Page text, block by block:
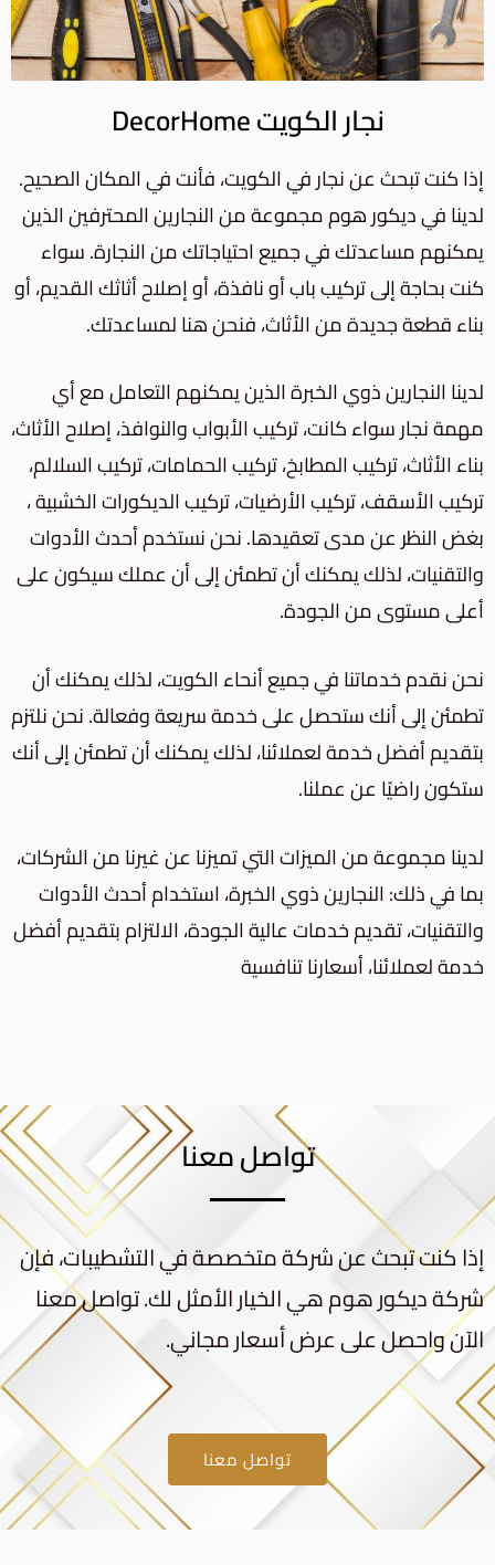
نجار الكويت DecorHome
إذا كنت تبحث عن نجار في الكويت، فأنت في المكان الصحيح.
لدينا في ديكور هوم مجموعة من النجارين المحترفين الذين
يمكنهم مساعدتك في جميع احتياجاتك من النجارة. سواء
كنت بحاجة إلى تركيب باب أو نافذة، أو إصلاح أثاثك القديم، أو
بناء قطعة جديدة من الأثاث، فنحن هنا لمساعدتك.
لدينا النجارين ذوي الخبرة الذين يمكنهم التعامل مع أي
مهمة نجار سواء كانت، تركيب الأبواب والنوافذ، إصلاح الأثاث،
بناء الأثاث، تركيب المطابخ، تركيب الحمامات، تركيب السلالم،
تركيب الأسقف، تركيب الأرضيات، تركيب الديكورات الخشبية ،
بغض النظر عن مدى تعقيدها. نحن نستخدم أحدث الأدوات
والتقنيات، لذلك يمكنك أن تطمئن إلى أن عملك سيكون على
أعلى مستوى من الجودة.
نحن نقدم خدماتنا في جميع أنحاء الكويت، لذلك يمكنك أن
تطمئن إلى أنك ستحصل على خدمة سريعة وفعالة. نحن نلتزم
بتقديم أفضل خدمة لعملائنا، لذلك يمكنك أن تطمئن إلى أنك
ستكون راضيًا عن عملنا.
لدينا مجموعة من الميزات التي تميزنا عن غيرنا من الشركات،
بما في ذلك: النجارين ذوي الخبرة، استخدام أحدث الأدوات
والتقنيات، تقديم خدمات عالية الجودة، الالتزام بتقديم أفضل
خدمة لعملائنا، أسعارنا تنافسية
تواصل معنا
إذا كنت تبحث عن شركة متخصصة في التشطيبات، فإن
شركة ديكور هوم هي الخيار الأمثل لك. تواصل معنا
الآن واحصل على عرض أسعار مجاني.
تواصل معنا